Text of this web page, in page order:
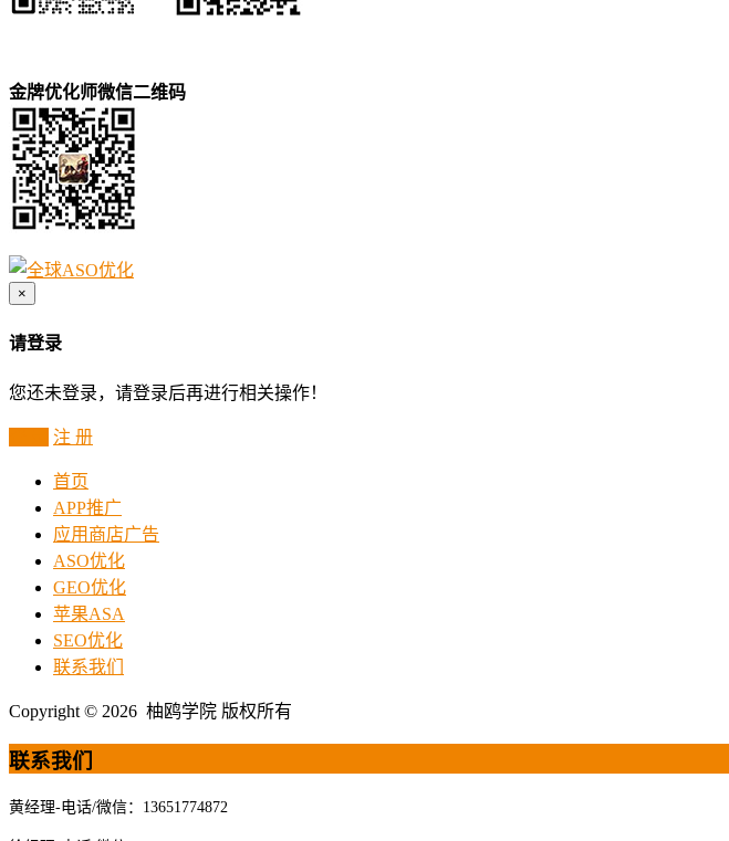
金牌优化师微信二维码
×
请登录
您还未登录，请登录后再进行相关操作！
注 册
首页
APP推广
应用商店广告
ASO优化
GEO优化
苹果ASA
SEO优化
联系我们
Copyright © 2026 柚鸥学院 版权所有
联系我们
黄经理-电话/微信：13651774872